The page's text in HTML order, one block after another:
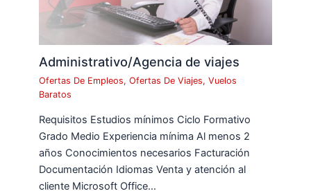
Administrativo/Agencia de viajes
Ofertas De Empleos,Ofertas De Viajes,Vuelos
Baratos
Requisitos Estudios mínimos Ciclo Formativo
Grado Medio Experiencia mínima Al menos 2
años Conocimientos necesarios Facturación
Documentación Idiomas Venta y atención al
cliente Microsoft Office…